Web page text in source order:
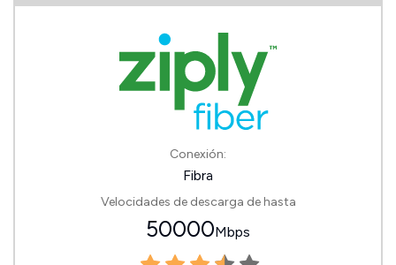
Conexión:
Fibra
Velocidades de descarga de hasta
50000Mbps